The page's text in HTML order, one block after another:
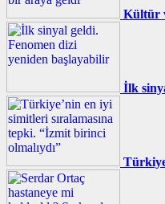
Kültür
İlk